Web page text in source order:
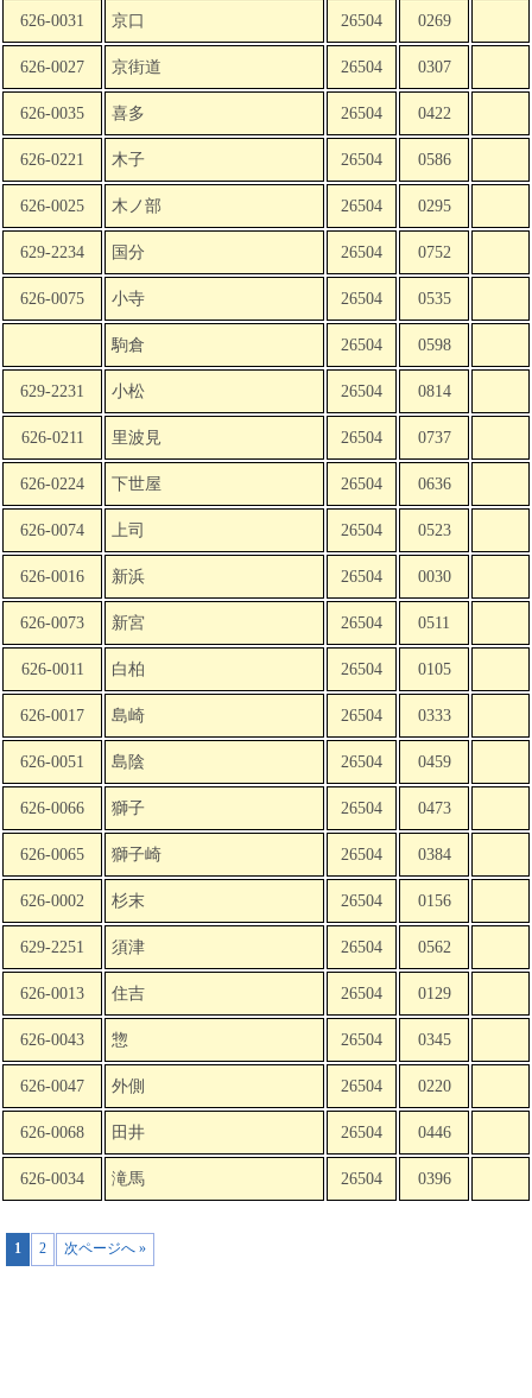
626-0031 京口 26504 0269
626-0027 京街道 26504 0307
626-0035 喜多 26504 0422
626-0221 木子 26504 0586
626-0025 木ノ部 26504 0295
629-2234 国分 26504 0752
626-0075 小寺 26504 0535
駒倉 26504 0598
629-2231 小松 26504 0814
626-0211 里波見 26504 0737
626-0224 下世屋 26504 0636
626-0074 上司 26504 0523
626-0016 新浜 26504 0030
626-0073 新宮 26504 0511
626-0011 白柏 26504 0105
626-0017 島崎 26504 0333
626-0051 島陰 26504 0459
626-0066 獅子 26504 0473
626-0065 獅子崎 26504 0384
626-0002 杉末 26504 0156
629-2251 須津 26504 0562
626-0013 住吉 26504 0129
626-0043 惣 26504 0345
626-0047 外側 26504 0220
626-0068 田井 26504 0446
626-0034 滝馬 26504 0396
1 2 次ページへ »